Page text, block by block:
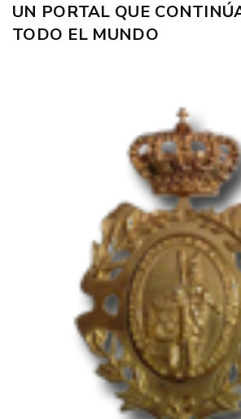
UN PORTAL QUE
TODO EL MUNDO